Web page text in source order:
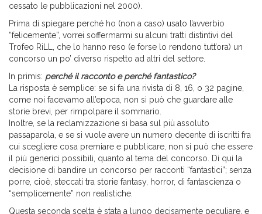
cessato le pubblicazioni nel 2000).
Prima di spiegare perché ho (non a caso) usato l’avverbio
“felicemente”, vorrei soffermarmi su alcuni tratti distintivi del
Trofeo RiLL, che lo hanno reso (e forse lo rendono tutt’ora) un
concorso un po’ diverso rispetto ad altri del settore.
In primis: perché il racconto e perché fantastico?
La risposta è semplice: se si fa una rivista di 8, 16, o 32 pagine,
come noi facevamo all’epoca, non si può che guardare alle
storie brevi, per rimpolpare il sommario.
Inoltre, se la reclamizzazione si basa sul più assoluto
passaparola, e se si vuole avere un numero decente di iscritti fra
cui scegliere cosa premiare e pubblicare, non si può che essere
il più generici possibili, quanto al tema del concorso. Di qui la
decisione di bandire un concorso per racconti “fantastici”; senza
porre, cioè, steccati tra storie fantasy, horror, di fantascienza o
“semplicemente” non realistiche.
Questa seconda scelta è stata a lungo decisamente peculiare, e